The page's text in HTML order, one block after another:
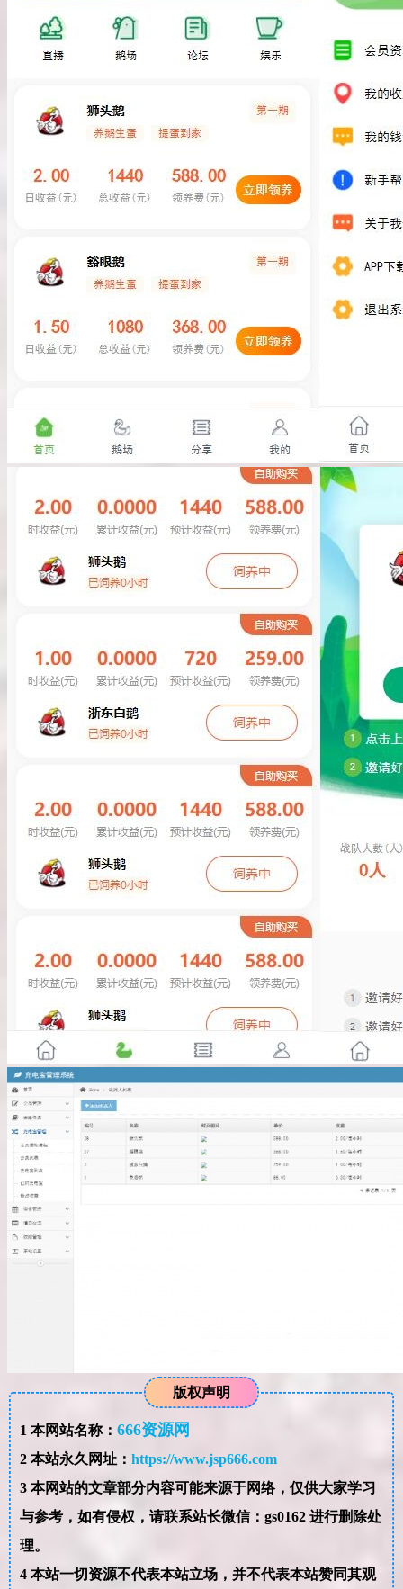
版权声明
1 本网站名称： 666资源网
2本站永久网址： https://www.jsp666.com
3本网站的文章部分内容可能来源于网络，仅供大家学习
与参考，如有侵权，请联系站长微信：gs0162 进行删除处
理。
4本站一切资源不代表本站立场，并不代表本站赞同其观